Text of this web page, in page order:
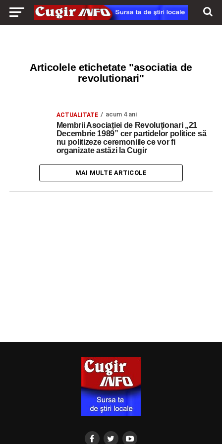
Articolele etichetate "asociatia de
revolutionari"
ACTUALITATE acum 4 ani
Membrii Asociației de Revoluționari „21
Decembrie 1989” cer partidelor politice să
nu politizeze ceremoniile ce vor fi
organizate astăzi la Cugir
MAI MULTE ARTICOLE